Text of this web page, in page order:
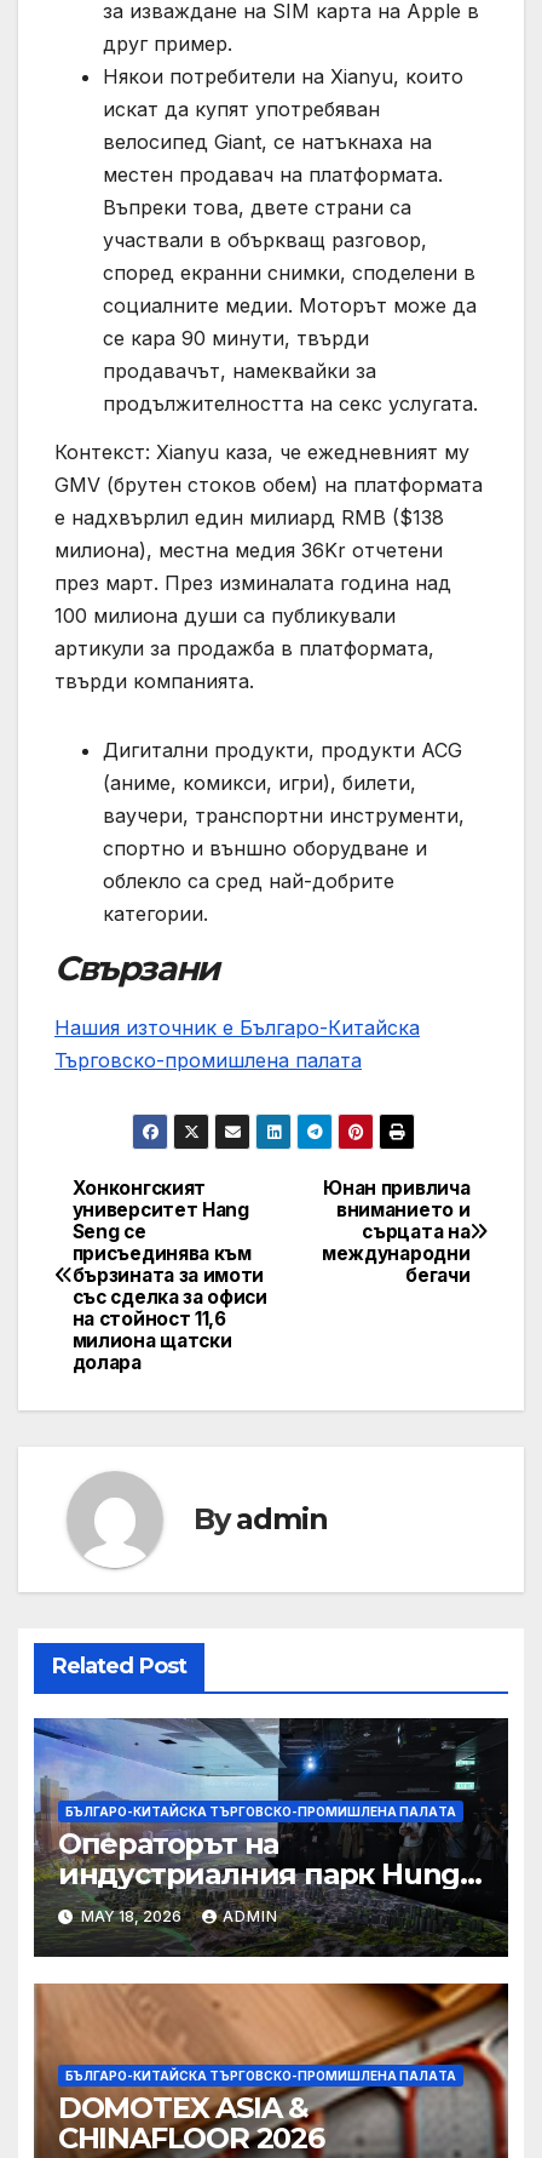
за изваждане на SIM карта на Apple в
друг пример.
Някои потребители на Xianyu, които
искат да купят употребяван
велосипед Giant, се натъкнаха на
местен продавач на платформата.
Въпреки това, двете страни са
участвали в объркващ разговор,
според екранни снимки, споделени в
социалните медии. Моторът може да
се кара 90 минути, твърди
продавачът, намеквайки за
продължителността на секс услугата.
Контекст: Xianyu каза, че ежедневният му
GMV (брутен стоков обем) на платформата
е надхвърлил един милиард RMB ($138
милиона), местна медия 36Kr отчетени
през март. През изминалата година над
100 милиона души са публикували
артикули за продажба в платформата,
твърди компанията.
Дигитални продукти, продукти ACG
(аниме, комикси, игри), билети,
ваучери, транспортни инструменти,
спортно и външно оборудване и
облекло са сред най-добрите
категории.
Свързани
Нашия източник е Българо-Китайска
Търговско-промишлена палaта
Post
navigation
Юнан привлича
вниманието и
сърцата на
международни
бегачи
Хонконгският
университет Hang
Seng се
присъединява към
бързината за имоти
със сделка за офиси
на стойност 11,6
милиона щатски
долара
Byadmin
Related Post
БЪЛГАРО-КИТАЙСКА ТЪРГОВСКО-ПРОМИШЛЕНА ПАЛAТА
Операторът на
индустриалния парк Hung
Shui Kiu разглежда
издаването на облигации,
намаляване на данъците за
фирмите
MAY 18, 2026 ADMIN
БЪЛГАРО-КИТАЙСКА ТЪРГОВСКО-ПРОМИШЛЕНА ПАЛAТА
DOMOTEX ASIA &
CHINAFLOOR 2026